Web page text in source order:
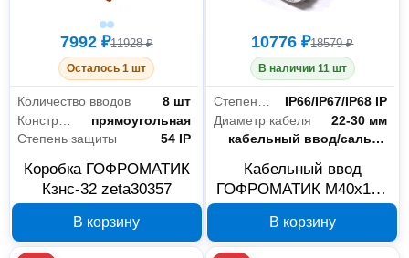
7992 ₽11928 ₽
Осталось 1 шт
Количество вводов
8 шт
прямоугольная
Степень защиты
54 IP
Коробка ГОФРОМАТИК
Кзнс-32 zeta30357
В корзину
10776 ₽18579 ₽
В наличии 11 шт
IP66/IP67/IP68 IP
Диаметр кабеля
22-30 мм
Тип
кабельный ввод/сальник/гермоввод
Кабельный ввод
ГОФРОМАТИК M40x1.5,
zeta30120
В корзину